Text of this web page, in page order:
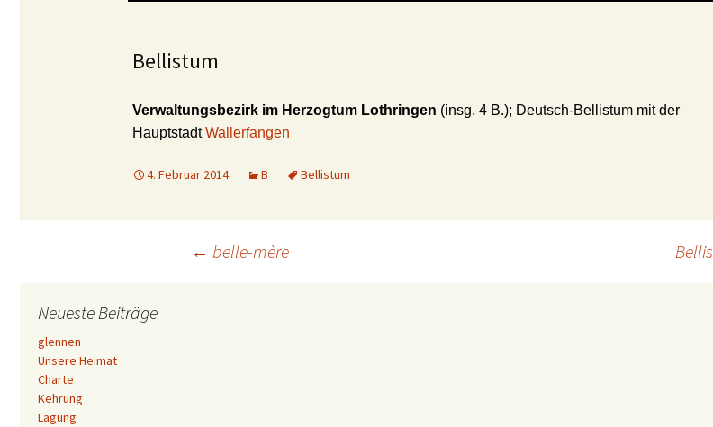
Bellistum
Verwaltungsbezirk im Herzogtum Lothringen (insg. 4 B.); Deutsch-Bellistum mit der
HauptstadtWallerfangen
4. Februar 2014 B Bellistum
Beitrags-
Navigation
← belle-mère Bellis
Neueste Beiträge
glennen
Unsere Heimat
Charte
Kehrung
Lagung